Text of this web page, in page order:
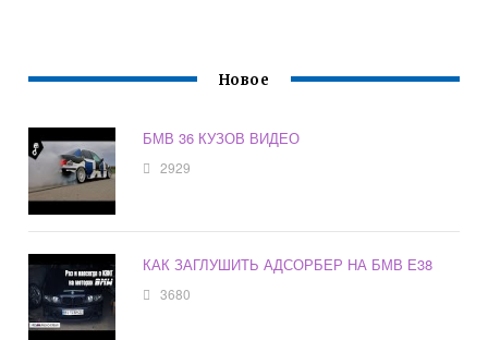
Новое
БМВ 36 КУЗОВ ВИДЕО
2929
КАК ЗАГЛУШИТЬ АДСОРБЕР НА БМВ Е38
3680